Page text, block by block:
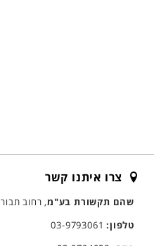
צרו איתנו קשר
שהם תקשורת בע"מ, רחוב תבור 88, ת.ד 1519 שהם
טלפון:03-9793061